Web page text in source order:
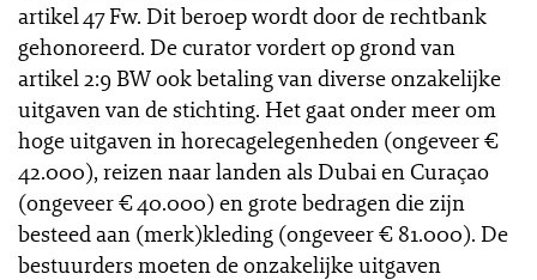
artikel 47 Fw. Dit beroep wordt door de rechtbank
gehonoreerd. De curator vordert op grond van
artikel 2:9 BW ook betaling van diverse onzakelijke
uitgaven van de stichting. Het gaat onder meer om
hoge uitgaven in horecagelegenheden (ongeveer €
42.000), reizen naar landen als Dubai en Curaçao
(ongeveer € 40.000) en grote bedragen die zijn
besteed aan (merk)kleding (ongeveer € 81.000). De
bestuurders moeten de onzakelijke uitgaven